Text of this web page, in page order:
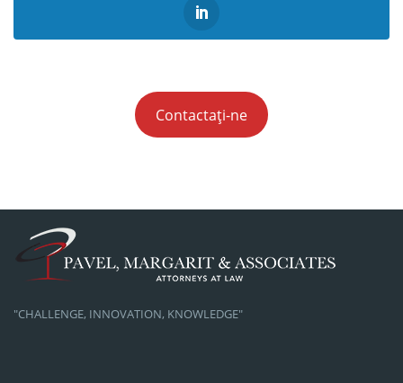
Contactați-ne
"CHALLENGE, INNOVATION, KNOWLEDGE"